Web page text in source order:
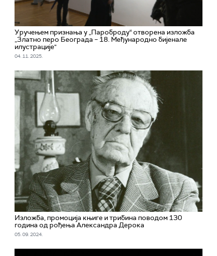
Уручењем признања у „Пароброду“ отворена изложба
„Златно перо Београда – 18. Међународно бијенале
илустрације"
04. 11. 2025.
Изложба, промоција књиге и трибина поводом 130
година од рођења Александра Дерока
05. 09. 2024.